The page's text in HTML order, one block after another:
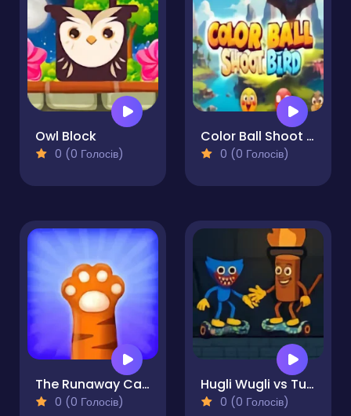
Owl Block
0 (0 Голосів)
Color Ball Shoot Bird
0 (0 Голосів)
The Runaway Cats
0 (0 Голосів)
Hugli Wugli vs Tung Tung Sahur
0 (0 Голосів)